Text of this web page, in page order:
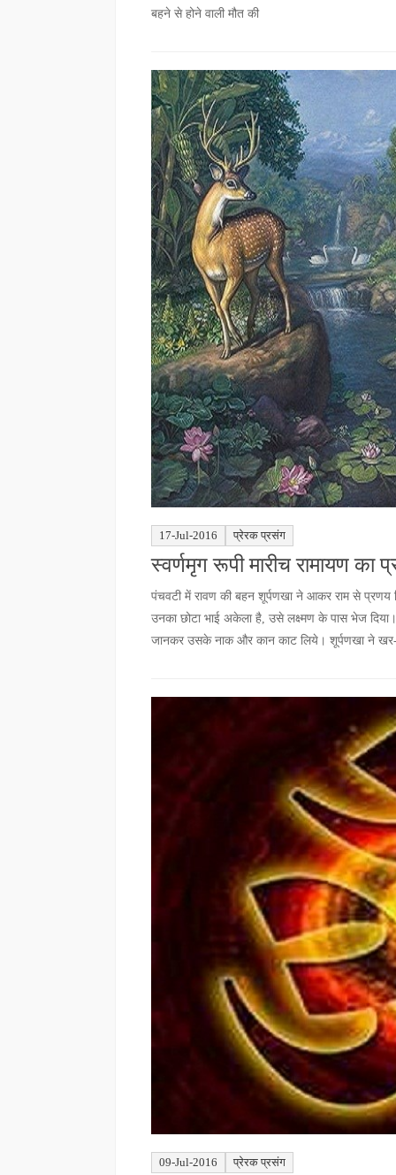
बहने से होने वाली मौत की
17-Jul-2016 प्रेरक प्रसंग
स्वर्णमृग रूपी मारीच रामायण
पंचवटी में रावण की बहन शूर्पणखा ने आकर राम से
उनका छोटा भाई अकेला है, उसे लक्ष्मण के पास भेज
जानकर उसके नाक और कान काट लिये। शूर्पणखा ने
09-Jul-2016 प्रेरक प्रसंग